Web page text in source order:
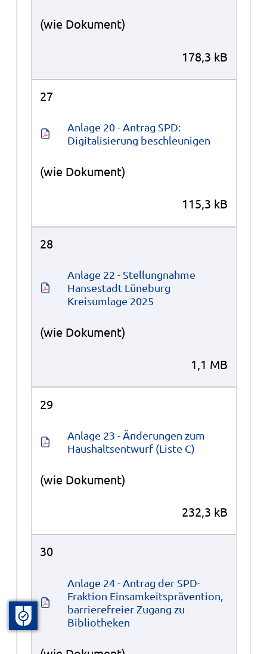
(wie Dokument)
178,3 kB
27
Anlage 20 - Antrag SPD:
Digitalisierung beschleunigen
(wie Dokument)
115,3 kB
28
Anlage 22 - Stellungnahme
Hansestadt Lüneburg
Kreisumlage 2025
(wie Dokument)
1,1 MB
29
Anlage 23 - Änderungen zum
Haushaltsentwurf (Liste C)
(wie Dokument)
232,3 kB
30
Anlage 24 - Antrag der SPD-
Fraktion Einsamkeitsprävention,
barrierefreier Zugang zu
Bibliotheken